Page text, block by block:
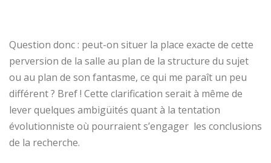
Question donc : peut-on situer la place exacte de cette
perversion de la salle au plan de la structure du sujet
ou au plan de son fantasme, ce qui me paraît un peu
différent ? Bref ! Cette clarification serait à même de
lever quelques ambigüités quant à la tentation
évolutionniste où pourraient s’engager les conclusions
de la recherche.